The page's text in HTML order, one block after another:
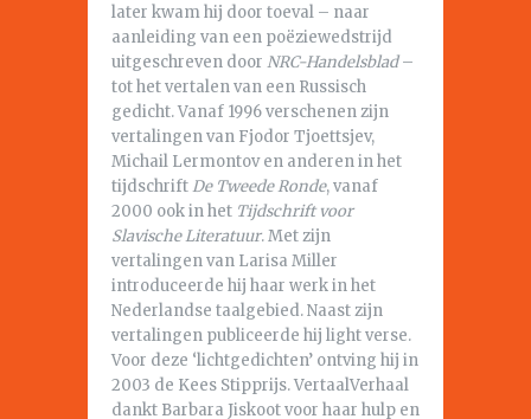
later kwam hij door toeval – naar
aanleiding van een poëziewedstrijd
uitgeschreven door NRC-Handelsblad–
tot het vertalen van een Russisch
gedicht. Vanaf 1996 verschenen zijn
vertalingen van Fjodor Tjoettsjev,
Michail Lermontov en anderen in het
tijdschriftDe Tweede Ronde, vanaf
2000 ook in het Tijdschrift voor
Slavische Literatuur. Met zijn
vertalingen van Larisa Miller
introduceerde hij haar werk in het
Nederlandse taalgebied. Naast zijn
vertalingen publiceerde hij light verse.
Voor deze ‘lichtgedichten’ ontving hij in
2003 de Kees Stipprijs. VertaalVerhaal
dankt Barbara Jiskoot voor haar hulp en